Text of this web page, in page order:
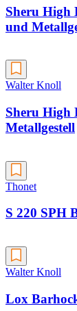
Sheru High
und
Walter Knoll
Sheru High
Metallgestell
Thonet
S 220 SPH
Walter Knoll
Lox